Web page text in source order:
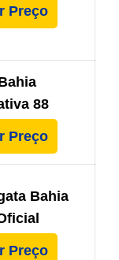
Preço
88
Preço
Bahia
Preço